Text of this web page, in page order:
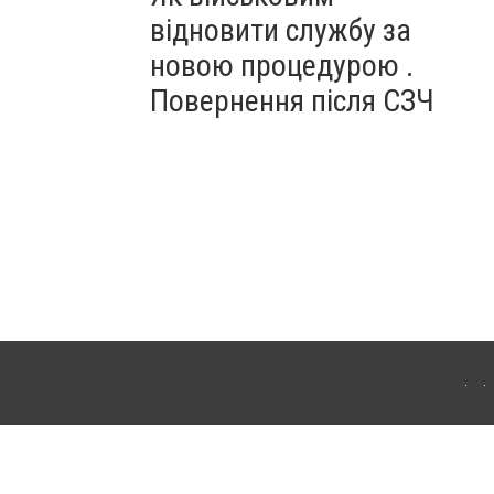
відновити службу за
новою процедурою .
Повернення після СЗЧ